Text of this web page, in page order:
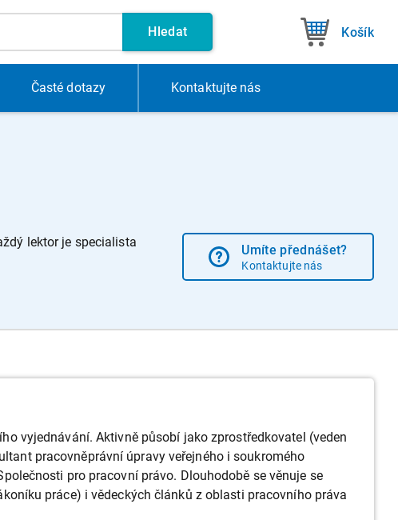
Hledat Košík
Časté dotazy Kontaktujte nás
lektor je specialista
Umíte přednášet?
Kontaktujte nás
vyjednávání. Aktivně působí jako zprostředkovatel (veden
pracovněprávní úpravy veřejného i soukromého
pro pracovní právo. Dlouhodobě se věnuje se
práce) i vědeckých článků z oblasti pracovního práva